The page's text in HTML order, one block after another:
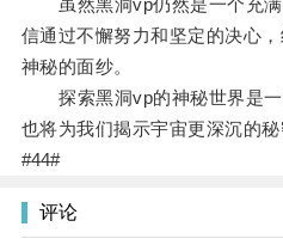
虽然黑洞vp仍然是一个充满
信通过不懈努力和坚定的决心
神秘的面纱。
探索黑洞vp的神秘世界是一
也将为我们揭示宇宙更深沉的秘
#44#
评论